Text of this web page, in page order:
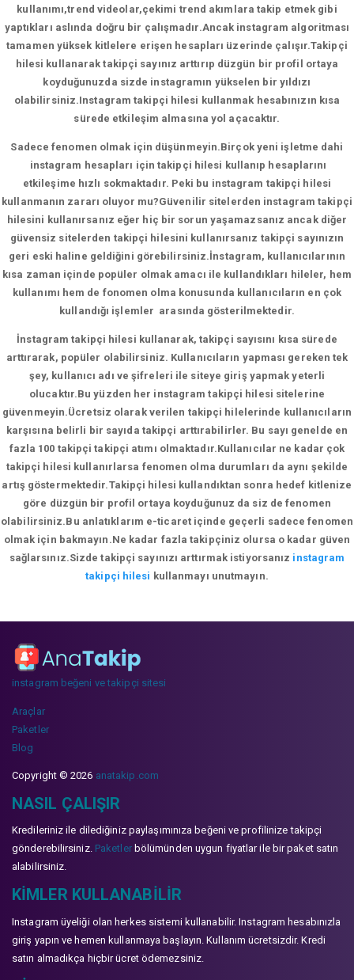
kullanımı,trend videolar,çekimi trend akımlara takip etmek gibi
yaptıkları aslında doğru bir çalışmadır.Ancak instagram algoritması
tamamen yüksek kitlelere erişen hesapları üzerinde çalışır.Takipçi
hilesi kullanarak takipçi sayınız arttırıp düzgün bir profil ortaya
koyduğunuzda sizde instagramın yükselen bir yıldızı
olabilirsiniz.Instagram takipçi hilesi kullanmak hesabınızın kısa
sürede etkileşim almasına yol açacaktır.
Sadece fenomen olmak için düşünmeyin.Birçok yeni işletme dahi
instagram hesapları için takipçi hilesi kullanıp hesaplarını
etkileşime hızlı sokmaktadır. Peki bu instagram takipçi hilesi
kullanmanın zararı oluyor mu?Güvenilir sitelerden instagram takipçi
hilesini kullanırsanız eğer hiç bir sorun yaşamazsanız ancak diğer
güvensiz sitelerden takipçi hilesini kullanırsanız takipçi sayınızın
geri eski haline geldiğini görebilirsiniz.İnstagram, kullanıcılarının
kısa zaman içinde popüler olmak amacı ile kullandıkları hileler, hem
kullanımı hem de fonomen olma konusunda kullanıcıların en çok
kullandığı işlemler arasında gösterilmektedir.
İnstagram takipçi hilesi kullanarak, takipçi sayısını kısa sürede
arttırarak, popüler olabilirsiniz. Kullanıcıların yapması gereken tek
şey, kullanıcı adı ve şifreleri ile siteye giriş yapmak yeterli
olucaktır.Bu yüzden her instagram takipçi hilesi sitelerine
güvenmeyin.Ücretsiz olarak verilen takipçi hilelerinde kullanıcıların
karşısına belirli bir sayıda takipçi arttırabilirler. Bu sayı genelde en
fazla 100 takipçi takipçi atımı olmaktadır.Kullanıcılar ne kadar çok
takipçi hilesi kullanırlarsa fenomen olma durumları da aynı şekilde
artış göstermektedir.Takipçi hilesi kullandıktan sonra hedef kitlenize
göre düzgün bir profil ortaya koyduğunuz da siz de fenomen
olabilirsiniz.Bu anlatıklarım e-ticaret içinde geçerli sadece fenomen
olmak için bakmayın.Ne kadar fazla takipçiniz olursa o kadar güven
sağlarsınız.Sizde takipçi sayınızı arttırmak istiyorsanız instagram
takipçi hilesi kullanmayı unutmayın.
instagram beğeni ve takipçi sitesi
Araçlar
Paketler
Blog
Copyright © 2026 anatakip.com
NASIL ÇALIŞIR
Kredileriniz ile dilediğiniz paylaşımınıza beğeni ve profilinize takipçi
gönderebilirsiniz. Paketlerbölümünden uygun fiyatlar ile bir paket satın
alabilirsiniz.
KIMLER KULLANABILIR
Instagram üyeliği olan herkes sistemi kullanabilir. Instagram hesabınızla
giriş yapın ve hemen kullanmaya başlayın. Kullanım ücretsizdir. Kredi
satın almadıkça hiçbir ücret ödemezsiniz.